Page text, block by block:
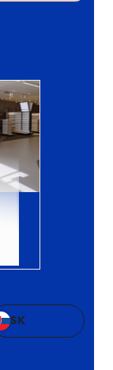
SK